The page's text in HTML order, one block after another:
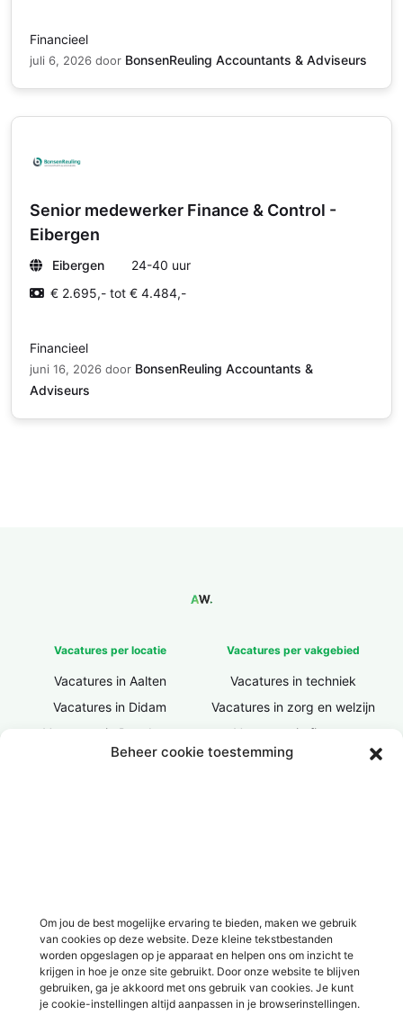
Beheer cookie toestemming
Om jou de best mogelijke ervaring te bieden, maken we gebruik
van cookies op deze website. Deze kleine tekstbestanden
worden opgeslagen op je apparaat en helpen ons om inzicht te
krijgen in hoe je onze site gebruikt. Door onze website te blijven
gebruiken, ga je akkoord met ons gebruik van cookies. Je kunt
je cookie-instellingen altijd aanpassen in je browserinstellingen.
Financieel
juli 6, 2026 door BonsenReuling Accountants & Adviseurs
Senior medewerker Finance & Control -
Eibergen
Eibergen
24-40 uur
€ 2.695,- tot € 4.484,-
Financieel
juni 16, 2026 door BonsenReuling Accountants &
Adviseurs
Vacatures per locatie
Vacatures in Aalten
Vacatures in Didam
Vacatures in Doesburg
Vacatures in Doetinchem
Vacatures in Varsseveld
Vacatures in Winterswijk
Vacatures in Zelhem
Vacatures in Zutphen
Vacatures per vakgebied
Vacatures in techniek
Vacatures in zorg en welzijn
Vacatures in finance
Vacatures in ICT / IT